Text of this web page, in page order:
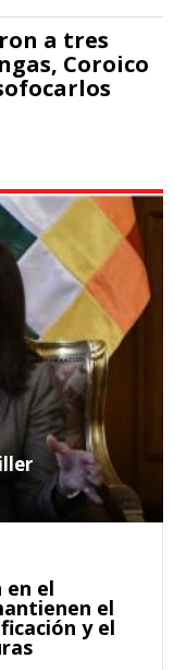
a tres
Coroico
en el
el
y el